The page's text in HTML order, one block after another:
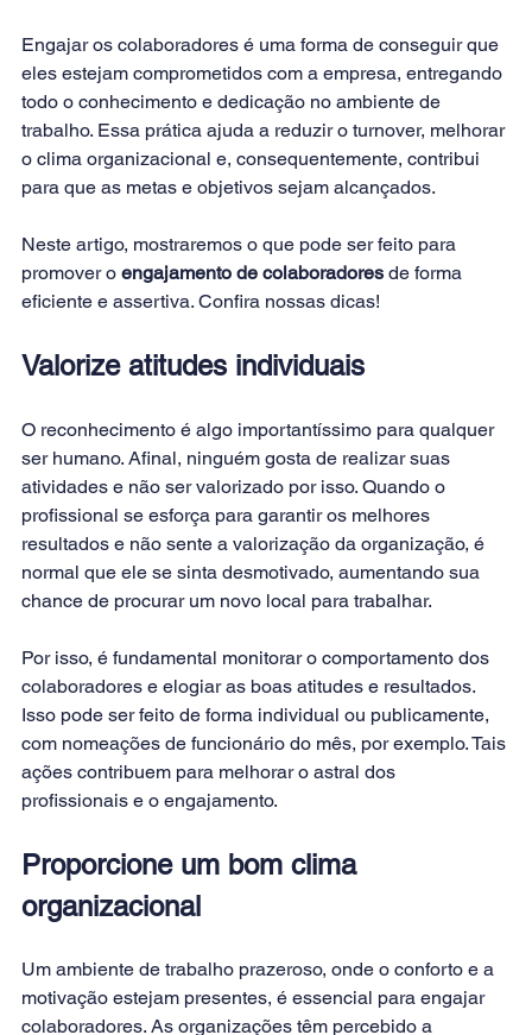
Engajar os colaboradores é uma forma de conseguir que
eles estejam comprometidos com a empresa, entregando
todo o conhecimento e dedicação no ambiente de
trabalho. Essa prática ajuda a reduzir o turnover, melhorar
o clima organizacional e, consequentemente, contribui
para que as metas e objetivos sejam alcançados.
Neste artigo, mostraremos o que pode ser feito para
promover o engajamento de colaboradores de forma
eficiente e assertiva. Confira nossas dicas!
Valorize atitudes individuais
O reconhecimento é algo importantíssimo para qualquer
ser humano. Afinal, ninguém gosta de realizar suas
atividades e não ser valorizado por isso. Quando o
profissional se esforça para garantir os melhores
resultados e não sente a valorização da organização, é
normal que ele se sinta desmotivado, aumentando sua
chance de procurar um novo local para trabalhar.
Por isso, é fundamental monitorar o comportamento dos
colaboradores e elogiar as boas atitudes e resultados.
Isso pode ser feito de forma individual ou publicamente,
com nomeações de funcionário do mês, por exemplo. Tais
ações contribuem para melhorar o astral dos
profissionais e o engajamento.
Proporcione um bom clima
organizacional
Um ambiente de trabalho prazeroso, onde o conforto e a
motivação estejam presentes, é essencial para engajar
colaboradores. As organizações têm percebido a